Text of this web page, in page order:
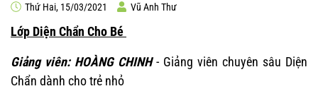
Thứ Hai, 15/03/2021 Vũ Anh Thư
Lớp Diện Chẩn Cho Bé
Giảng viên: HOÀNG CHINH- Giảng viên chuyên sâu Diện
Chẩn dành cho trẻ nhỏ